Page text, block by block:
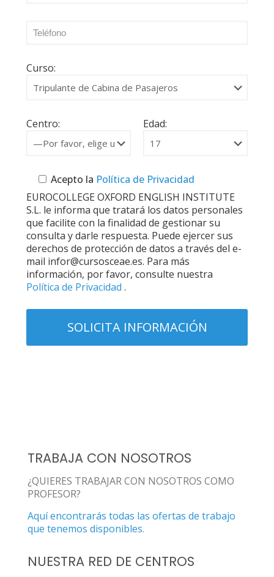
Curso:
Centro: Edad:
Acepto la Política de Privacidad
EUROCOLLEGE OXFORD ENGLISH INSTITUTE
S.L. le informa que tratará los datos personales
que facilite con la finalidad de gestionar su
consulta y darle respuesta. Puede ejercer sus
derechos de protección de datos a través del e-
mail infor@cursosceae.es. Para más
información, por favor, consulte nuestra
Política de Privacidad .
TRABAJA CON NOSOTROS
¿QUIERES TRABAJAR CON NOSOTROS COMO
PROFESOR?
Aquí encontrarás todas las ofertas de trabajo
que tenemos disponibles.
NUESTRA RED DE CENTROS